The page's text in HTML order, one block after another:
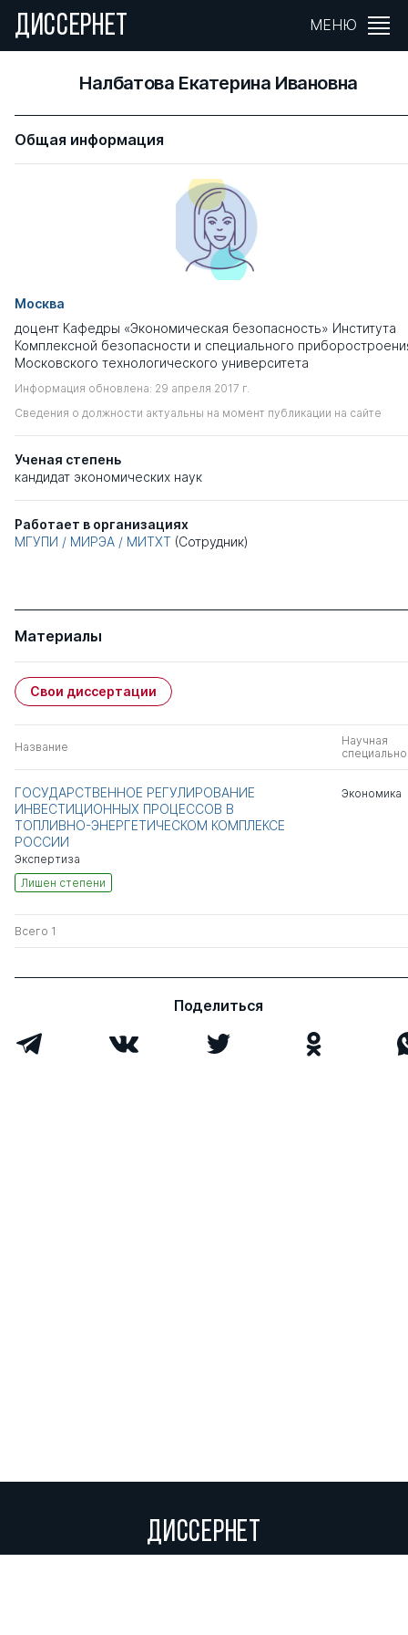
ДИССЕРНЕТ МЕНЮ
Налбатова Екатерина Ивановна
Общая информация
Москва
доцент Кафедры «Экономическая безопасность» Института
Комплексной безопасности и специального
Московского технологического университета
Информация обновлена: 29 апреля 2017 г.
Сведения о должности актуальны на момент публикации на сайте
Ученая степень
кандидат экономических наук
Работает в организациях
МГУПИ / МИРЭА / МИТХТ (Сотрудник)
Материалы
Свои диссертации
Название
Научная
ГОСУДАРСТВЕННОЕ РЕГУЛИРОВАНИЕ
ИНВЕСТИЦИОННЫХ ПРОЦЕССОВ В
ТОПЛИВНО-ЭНЕРГЕТИЧЕСКОМ КОМПЛЕКСЕ
РОССИИ
Экспертиза
Лишен степени
Экономика
Всего 1
Поделиться
ДИССЕРНЕТ